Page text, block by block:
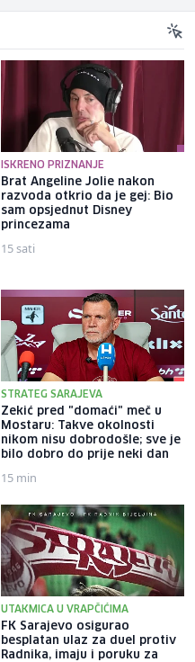
ISKRENO PRIZNANJE
Brat Angeline Jolie nakon
razvoda otkrio da je gej: Bio
sam opsjednut Disney
princezama
15 sati
STRATEG SARAJEVA
Zekić pred "domaći" meč u
Mostaru: Takve okolnosti
nikom nisu dobrodošle; sve je
bilo dobro do prije neki dan
15 min
UTAKMICA U VRAPČIĆIMA
FK Sarajevo osigurao
besplatan ulaz za duel protiv
Radnika, imaju i poruku za